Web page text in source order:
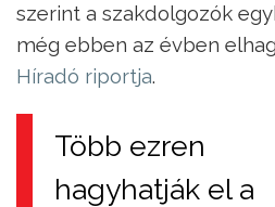
szerint a szakdolgozók
még ebben az évben
Híradó riportja.
Több ezren
hagyhatják el a